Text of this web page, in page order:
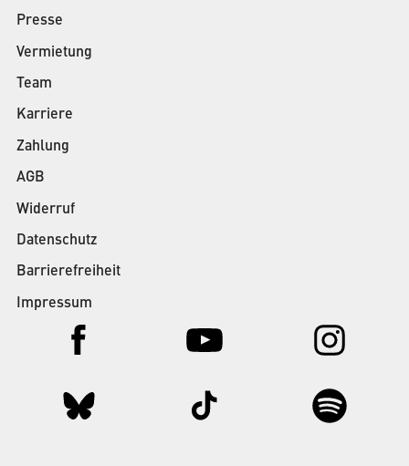
Presse
Vermietung
Team
Karriere
Zahlung
AGB
Widerruf
Datenschutz
Barrierefreiheit
Impressum